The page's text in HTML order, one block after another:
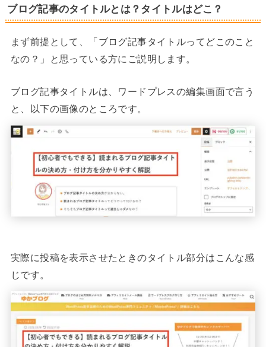
ブログ記事のタイトルとは？タイトルはどこ？
まず前提として、「ブログ記事タイトルってどこのこと
なの？」と思っている方にご説明します。
ブログ記事タイトルは、ワードプレスの編集画面で言う
と、以下の画像のところです。
実際に投稿を表示させたときのタイトル部分はこんな感
じです。